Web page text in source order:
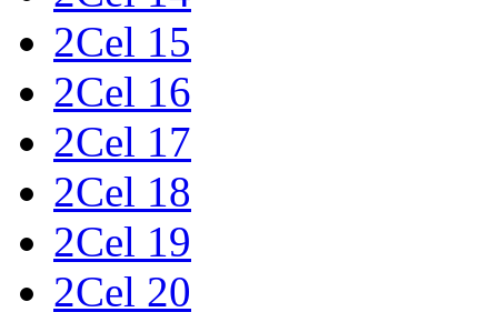
2Cel 15
2Cel 16
2Cel 17
2Cel 18
2Cel 19
2Cel 20